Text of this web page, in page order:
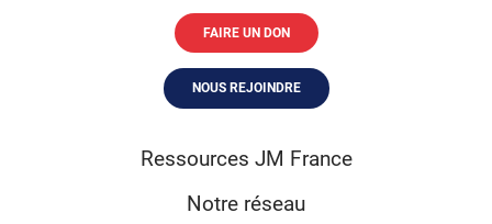
FAIRE UN DON
NOUS REJOINDRE
Ressources JM France
Notre réseau